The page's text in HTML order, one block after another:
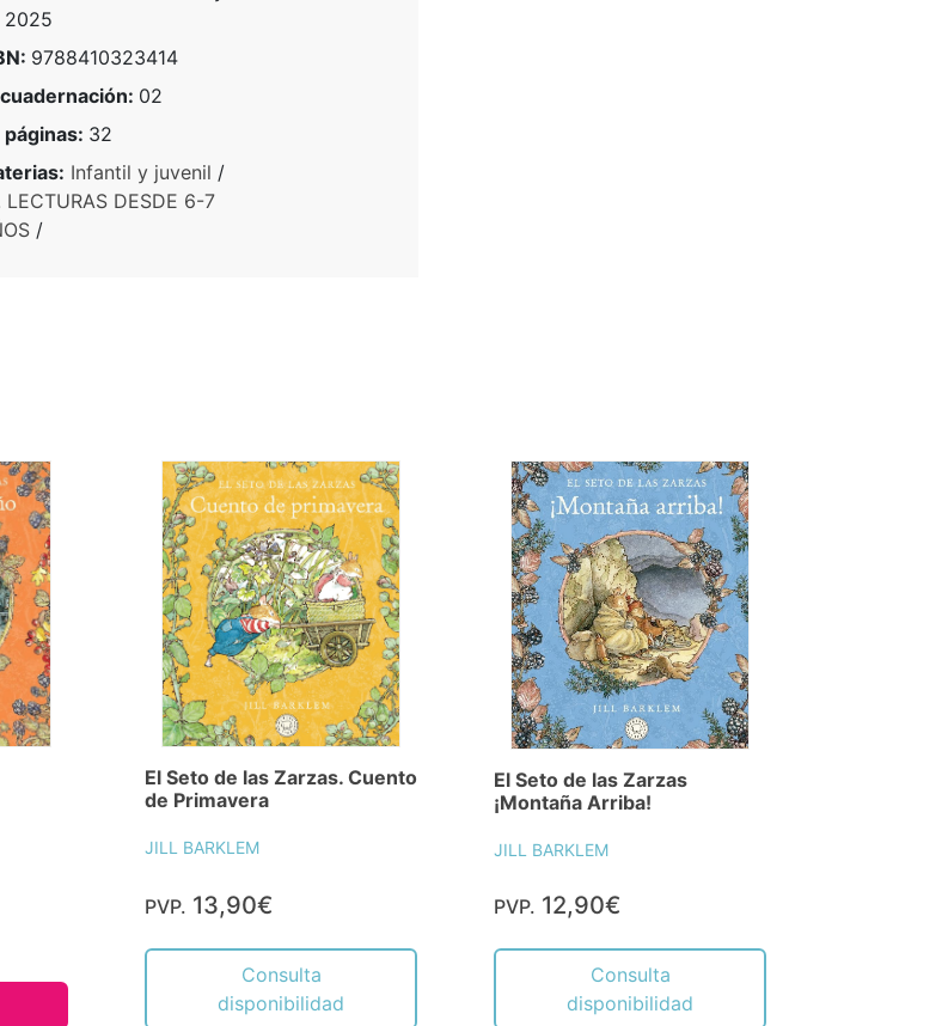
2025
9788410323414
02
páginas: 32
Infantil y juvenil /
LECTURAS DESDE 6-7
/
El Seto de las Zarzas. Cuento
de Primavera
JILL BARKLEM
PVP. 13,90€
Consulta
disponibilidad
El Seto de las Zarzas
¡Montaña Arriba!
JILL BARKLEM
PVP. 12,90€
Consulta
disponibilidad